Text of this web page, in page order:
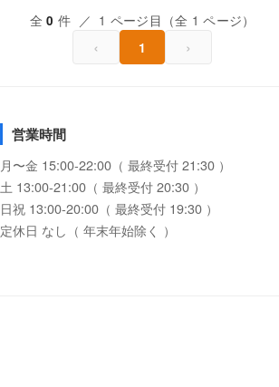
全0 件 ／ 1 ページ目（全 1 ページ）
‹ 1 ›
営業時間
月〜金 15:00-22:00（ 最終受付 21:30 ）
土 13:00-21:00（ 最終受付 20:30 ）
日祝 13:00-20:00（ 最終受付 19:30 ）
定休日 なし（ 年末年始除く ）